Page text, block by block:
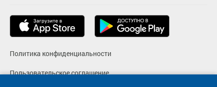
Политика конфиденциальности
Пользовательское соглашение